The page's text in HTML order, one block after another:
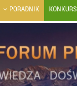
PORADNIK KONKURS